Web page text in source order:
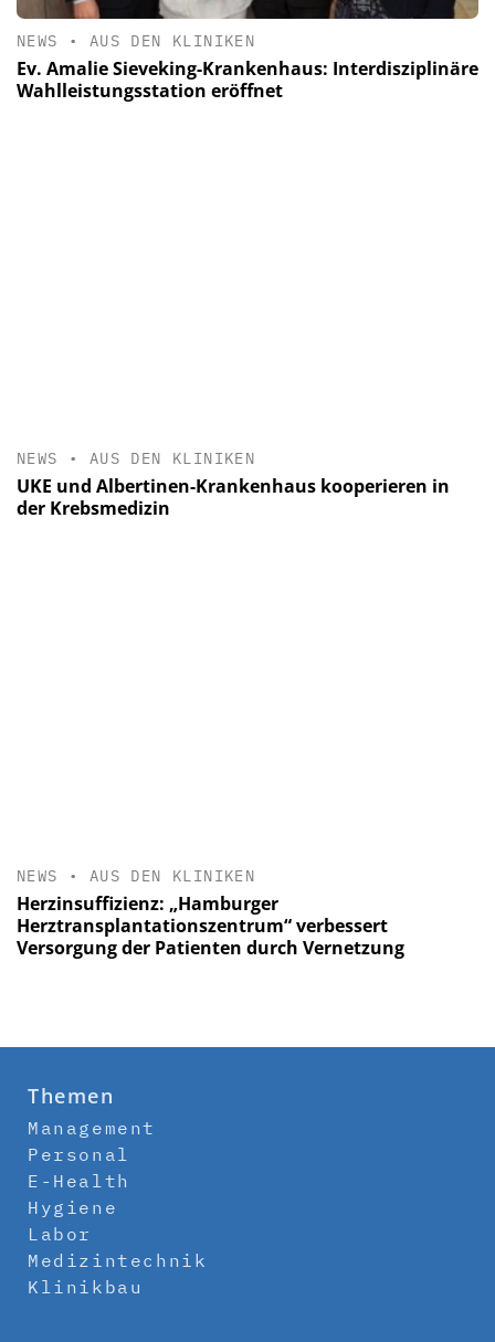
NEWS • AUS DEN KLINIKEN
Ev. Amalie Sieveking-Krankenhaus: Interdisziplinäre
Wahlleistungsstation eröffnet
NEWS • AUS DEN KLINIKEN
UKE und Albertinen-Krankenhaus kooperieren in
der Krebsmedizin
NEWS • AUS DEN KLINIKEN
Herzinsuffizienz: „Hamburger
Herztransplantationszentrum“ verbessert
Versorgung der Patienten durch Vernetzung
Themen
Management
Personal
E-Health
Hygiene
Labor
Medizintechnik
Klinikbau